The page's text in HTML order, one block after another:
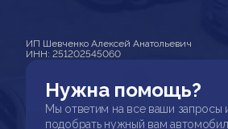
ИП Шевченко Алексей Анатольевич
ИНН: 251202545060
Нужна помощь?
Мы ответим на все ваши
подобрать нужный вам